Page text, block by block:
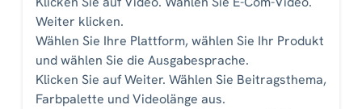
Weiter klicken.
Wählen Sie Ihre Plattform, wählen Sie Ihr Produkt
und wählen Sie die Ausgabesprache.
Klicken Sie auf Weiter. Wählen Sie Beitragsthema,
Farbpalette und Videolänge aus.